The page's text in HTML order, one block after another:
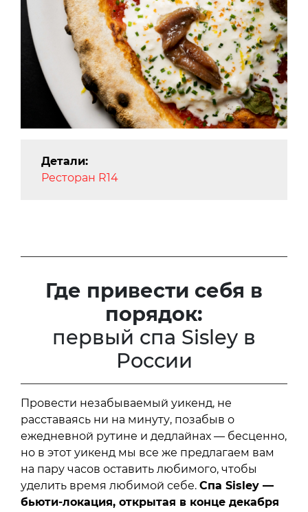
Детали:
Ресторан R14
Где привести себя в
порядок:
первый спа Sisley в
России
Провести незабываемый уикенд, не
расставаясь ни на минуту, позабыв о
ежедневной рутине и дедлайнах — бесценно,
но в этот уикенд мы все же предлагаем вам
на пару часов оставить любимого, чтобы
уделить время любимой себе. Спа Sisley —
бьюти-локация, открытая в конце декабря